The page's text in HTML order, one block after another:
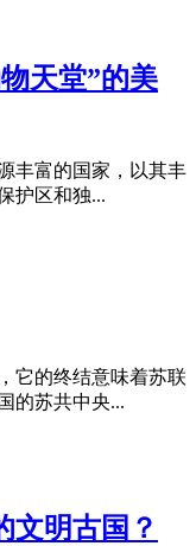
天堂”的美
丰富的国家，以其丰
护区和独...
它的终结意味着苏联
的苏共中央...
文明古国？